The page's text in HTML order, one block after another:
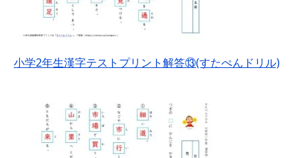
小学2年生漢字テストプリント解答⑬(すたぺんドリル)